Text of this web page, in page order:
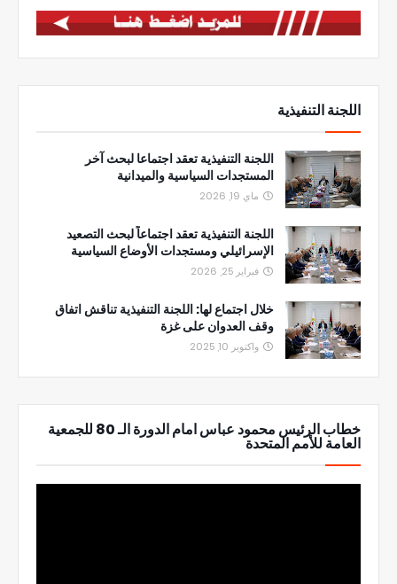
اللجنة التنفيذية
اللجنة التنفيذية تعقد اجتماعا لبحث آخر
المستجدات السياسية والميدانية
ماي 19, 2026
اللجنة التنفيذية تعقد اجتماعاً لبحث التصعيد
الإسرائيلي ومستجدات الأوضاع السياسية
فبراير 25, 2026
خلال اجتماع لها: اللجنة التنفيذية تناقش اتفاق
وقف العدوان على غزة
واكتوبر 10, 2025
خطاب الرئيس محمود عباس امام الدورة الـ 80 للجمعية
العامة للأمم المتحدة